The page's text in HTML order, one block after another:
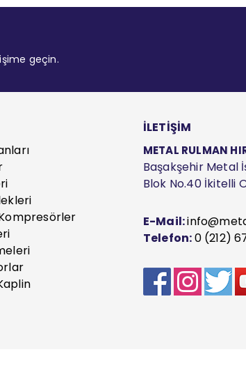
geçin.
İLETİŞİM
METAL RULMAN
Başakşehir Metal
Blok No.40 İkitelli
E-Mail:
Telefon:0 (212)